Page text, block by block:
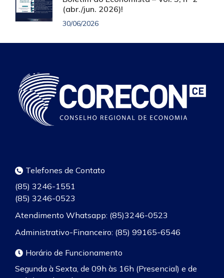
(abr./jun. 2026)!
30/06/2026
Telefones de Contato
(85) 3246-1551
(85) 3246-0523
Atendimento Whatsapp: (85)3246-0523
Administrativo-Financeiro: (85) 99165-6546
Horário de Funcionamento
Segunda à Sexta, de 09h às 16h (Presencial) e de